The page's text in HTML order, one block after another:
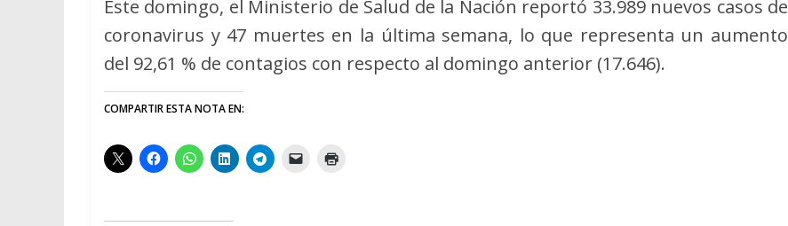
Este domingo, el Ministerio de Salud de la Nación reportó 33.989 nuevos casos de
coronavirus y 47 muertes en la última semana, lo que representa un aumento
del 92,61 % de contagios con respecto al domingo anterior (17.646).
COMPARTIR ESTA NOTA EN: